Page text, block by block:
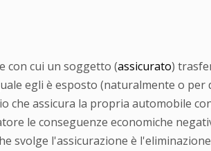
con cui un soggetto (assicurato)
egli è esposto (naturalmente o per
che assicura la propria automobile
le conseguenze economiche
svolge l'assicurazione è